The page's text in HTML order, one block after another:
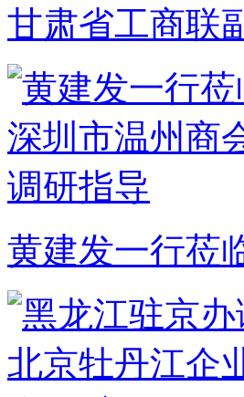
甘肃省工商联
黄建发一行莅